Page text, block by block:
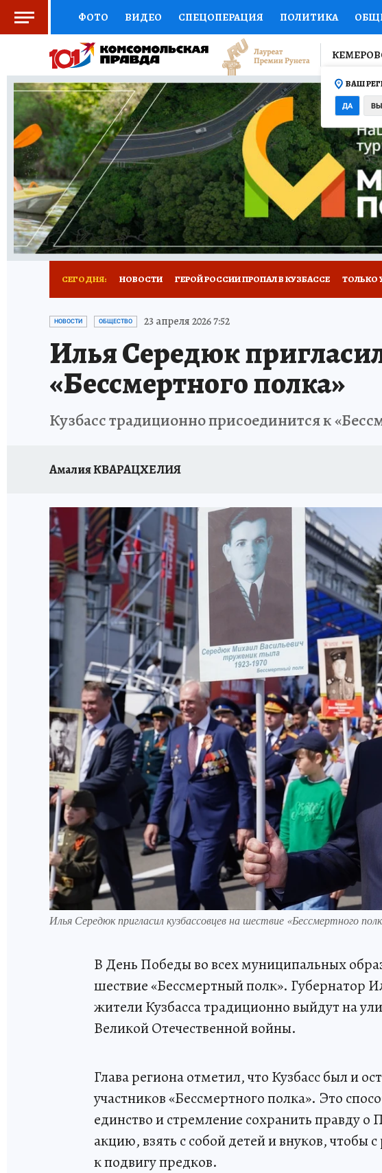
ФОТО ВИДЕО СПЕЦОПЕРАЦИЯ ПОЛИТИКА
СОЦПОДДЕРЖКА НАУКА СПОРТ КОЛУМНИСТЫ
ВЫБОР ЭКСПЕРТОВ ДОКТОР ФИНАНСЫ
КНИЖНАЯ ПОЛКА ПРОГНОЗЫ НА СПОРТ
ПРЕСС-ЦЕНТР НЕДВИЖИМОСТЬ ТЕЛЕВИЗОР
РЕКЛАМА ТЕСТЫ НОВОЕ НА САЙТЕ
ВАШ
ДА
СЕГОДНЯ: НОВОСТИ ГЕРОЙ РОССИИ ПРОПАЛ В КУЗБАССЕ ТОЛЬКО
ЗАПОВЕДНАЯ РОССИЯ ПРОИСШЕСТВИЯ
НОВОСТИ ОБЩЕСТВО 23 апреля 2026 7:52
Илья Середюк
«Бессмертного полка»
Кузбасс традиционно присоединится к
Амалия КВАРАЦХЕЛИЯ
Илья Середюк пригласил кузбассовцев на шествие «Бессмертного
В День Победы во всех муниципальных
шествие «Бессмертный полк». Губернатор
жители Кузбасса традиционно выйдут на
Великой Отечественной войны.
Глава региона отметил, что Кузбасс был и
участников «Бессмертного полка». Это
единство и стремление сохранить правду
акцию, взять с собой детей и внуков, чтобы
к подвигу предков.